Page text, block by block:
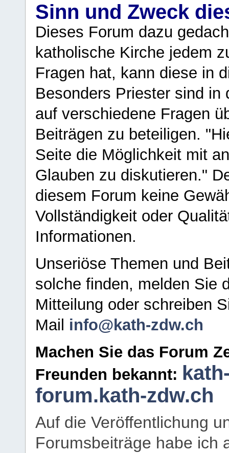
Sinn und Zweck
Dieses Forum dazu
katholische Kirche jedem
Fragen hat, kann diese in
Besonders Priester sind in
auf verschiedene Fragen
Beiträgen zu beteiligen.
Seite die Möglichkeit mit
Glauben zu diskutieren."
diesem Forum keine
Vollständigkeit oder
Informationen.
Unseriöse Themen und
solche finden, melden Sie
Mitteilung oder schreiben
Mail info@kath-zdw.ch
Machen Sie das Forum
Freunden bekannt:
forum.kath-zdw.ch
Auf die Veröffentlichung
Forumsbeiträge habe ich